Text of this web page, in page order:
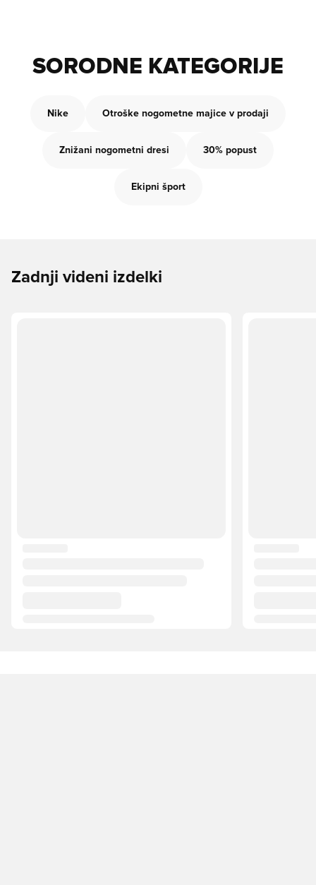
SORODNE KATEGORIJE
Nike Otroške nogometne majice v prodaji
Znižani nogometni dresi 30% popust
Ekipni šport
Zadnji videni izdelki